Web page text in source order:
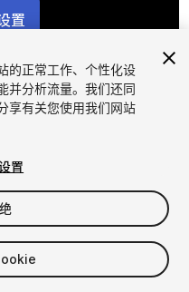
置
的正常工作、个性化设
并分析流量。我们还同
享有关您使用我们网站
置